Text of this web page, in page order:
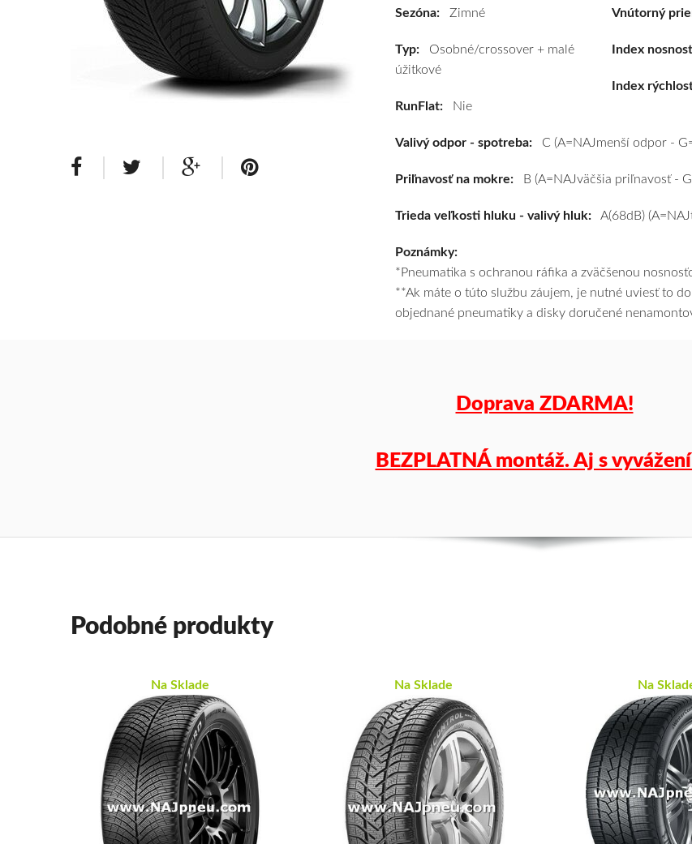
5
#C,B,A(68dB)
výhodnú
k
tomu
vám
podľa
výberu
Sezóna: Zimné
Typ: Osobné/crossover + malé
úžitkové
RunFlat: Nie
Vnútorný
Index
Index
Valivý odpor - spotreba: C (A=NAJmenší odpor -
Priľnavosť na mokre: B (A=NAJväčšia priľnavosť -
Trieda veľkosti hluku - valivý hluk: A(68dB)
Poznámky:
*Pneumatika s ochranou ráfika a zväčšenou
**Ak máte o túto službu záujem, je nutné uviesť to
objednané pneumatiky a disky doručené
Doprava ZDARMA!
BEZPLATNÁ montáž. Aj s
Podobné produkty
Na Sklade Na Sklade Na